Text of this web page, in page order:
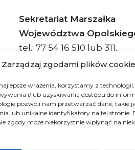
Zarządzaj zgodami plików cookie
wrażenia, korzystamy z
i/lub uzyskiwania dostępu do
pozwoli nam przetwarzać dane, takie
lub unikalne identyfikatory na tej stronie.
zgody może niekorzystnie wpłynąć na
Sekretariat Marszałka
Województwa
tel.: 77 54 16 510 lub 311,
faks: 77 54 16 512
Urzędu: /q877fxtk55/
73759-IGTUV-